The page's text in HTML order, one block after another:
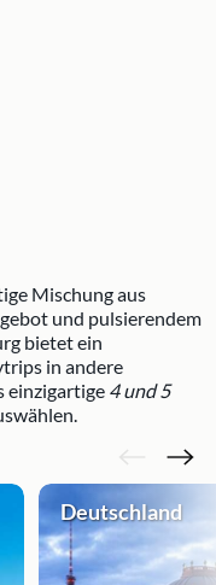
Mischung aus
und pulsierendem
bietet ein
in andere
einzigartige 4und 5
Deutschland